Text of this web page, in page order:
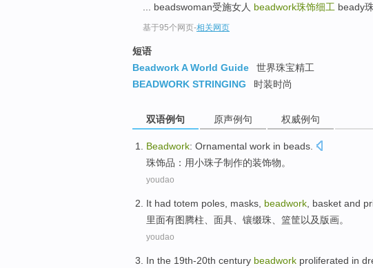
... beadswoman受施女人 beadwork珠饰细工 beady
基于95个网页-相关网页
短语
Beadwork A World Guide
世界珠宝精工
BEADWORK STRINGING
时装时尚
双语例句 原声例句 权威例句
Beadwork: Ornamental work in beads.
珠饰品： 用小珠子制作的装饰物。
youdao
It had totem poles masks beadwork basket and
里面有图腾柱、 面具 镶缀珠 篮筐以及版画。
youdao
In the 19th-20th century beadwork proliferated in